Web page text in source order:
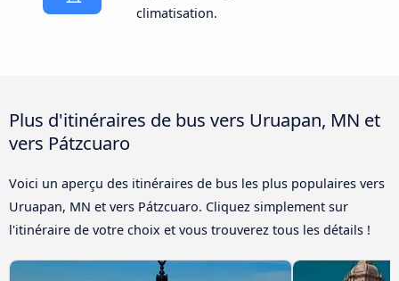
climatisation.
Plus d'itinéraires de bus vers Uruapan, MN et
vers Pátzcuaro
Voici un aperçu des itinéraires de bus les plus populaires vers
Uruapan, MN et vers Pátzcuaro. Cliquez simplement sur
l'itinéraire de votre choix et vous trouverez tous les détails !